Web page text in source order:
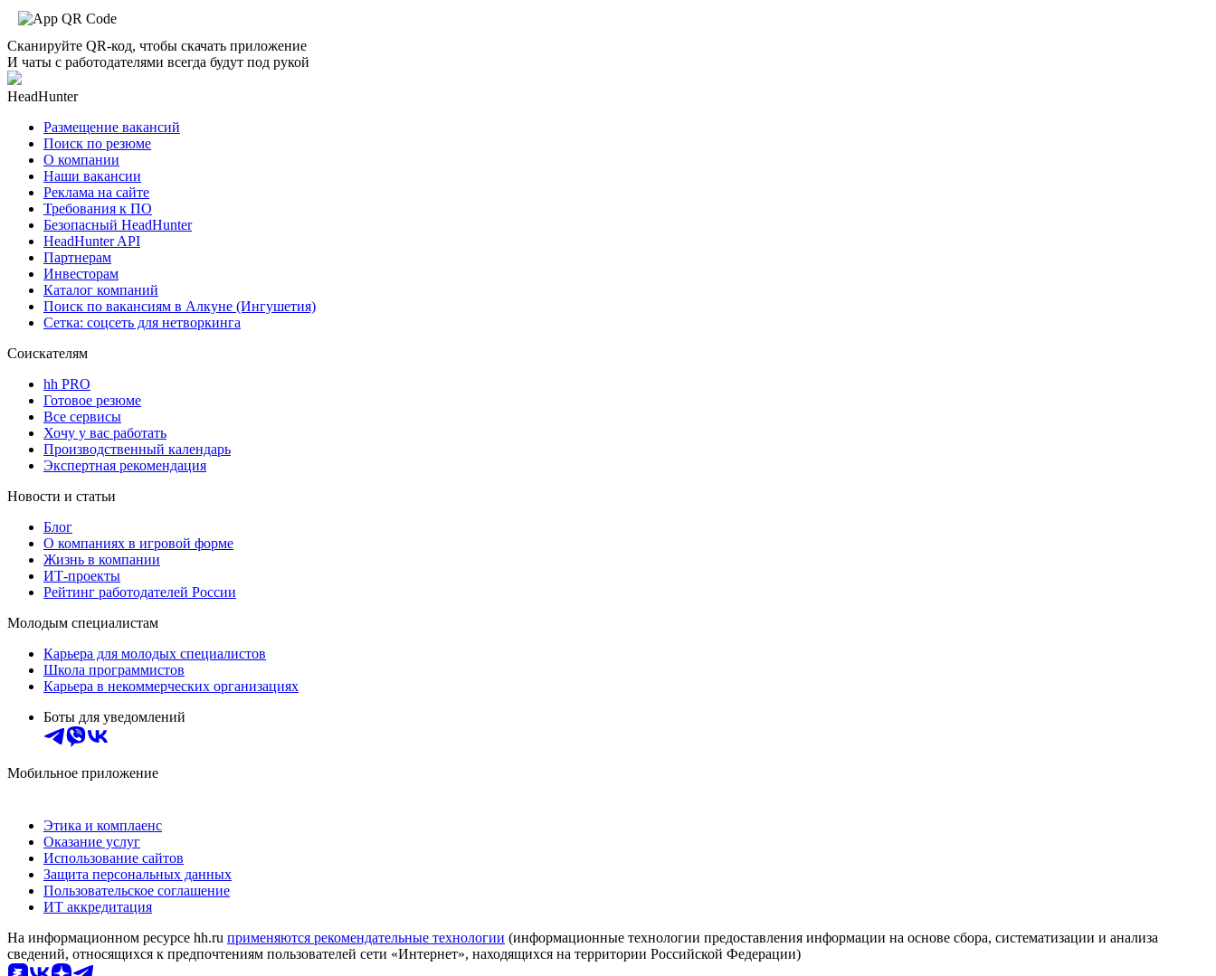
Сканируйте QR-код, чтобы скачать приложение
И чаты с работодателями всегда будут под рукой
HeadHunter
Размещение вакансий
Поиск по резюме
О компании
Наши вакансии
Реклама на сайте
Требования к ПО
Безопасный HeadHunter
HeadHunter API
Партнерам
Инвесторам
Каталог компаний
Поиск по вакансиям в Алкуне (Ингушетия)
Сетка: соцсеть для нетворкинга
Соискателям
hh PRO
Готовое резюме
Все сервисы
Хочу у вас работать
Производственный календарь
Экспертная рекомендация
Новости и статьи
Блог
О компаниях в игровой форме
Жизнь в компании
ИТ-проекты
Рейтинг работодателей России
Молодым специалистам
Карьера для молодых специалистов
Школа программистов
Карьера в некоммерческих организациях
Боты для уведомлений
Мобильное приложение
Этика и комплаенс
Оказание услуг
Использование сайтов
Защита персональных данных
Пользовательское соглашение
ИТ аккредитация
На информационном ресурсе hh.ru применяются рекомендательные технологии (информационные технологии предоставления информации на основе сбора, систематизации и анализа
сведений, относящихся к предпочтениям пользователей сети «Интернет», находящихся на территории Российской Федерации)